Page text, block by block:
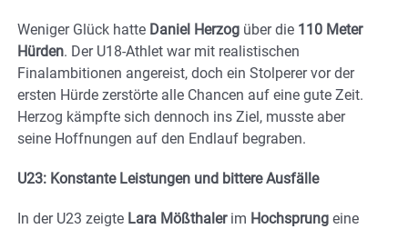
Weniger Glück hatte Daniel Herzog über die 110 Meter
Hürden. Der U18-Athlet war mit realistischen
Finalambitionen angereist, doch ein Stolperer vor der
ersten Hürde zerstörte alle Chancen auf eine gute Zeit.
Herzog kämpfte sich dennoch ins Ziel, musste aber
seine Hoffnungen auf den Endlauf begraben.
U23: Konstante Leistungen und bittere Ausfälle
In der U23 zeigte Lara Mößthalerim Hochsprung eine